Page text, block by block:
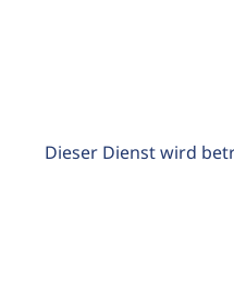
Dieser Dienst wird